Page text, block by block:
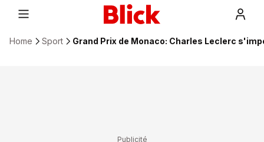
Home Sport Grand Prix de Monaco: Charles Leclerc